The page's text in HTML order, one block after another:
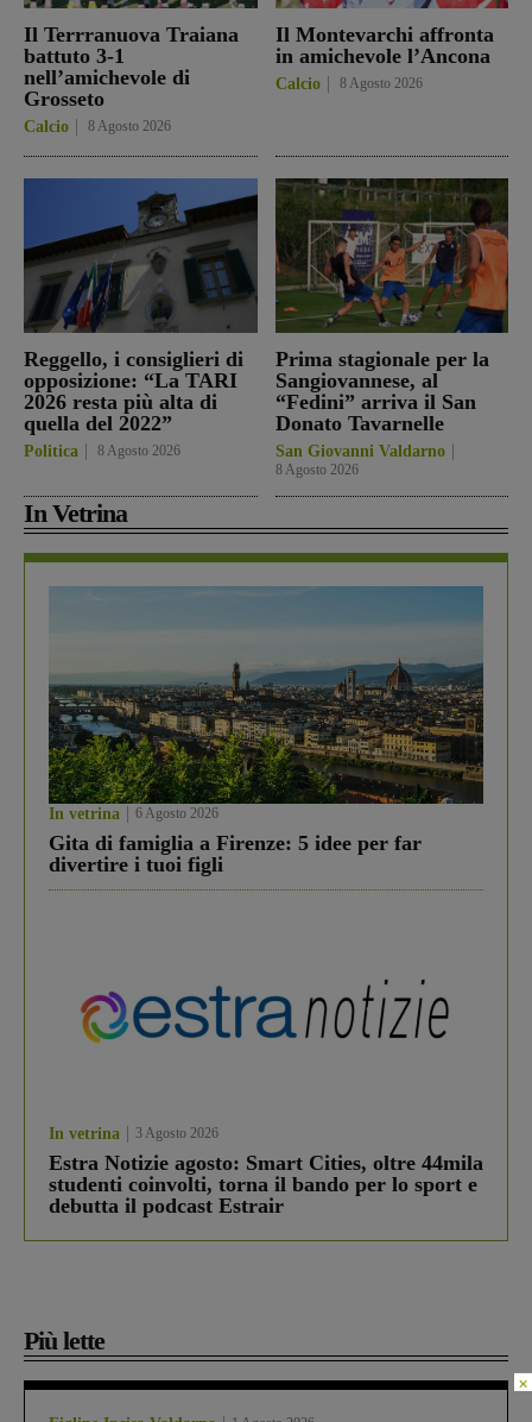
Il Terrranuova Traiana
battuto 3-1
nell’amichevole di
Grosseto
Calcio 8 Agosto 2026
Il Montevarchi affronta
in amichevole l’Ancona
Calcio 8 Agosto 2026
Reggello, i consiglieri di
opposizione: “La TARI
2026 resta più alta di
quella del 2022”
Politica 8 Agosto 2026
Prima stagionale per la
Sangiovannese, al
“Fedini” arriva il San
Donato Tavarnelle
San Giovanni Valdarno
8 Agosto 2026
In Vetrina
In vetrina 6 Agosto 2026
Gita di famiglia a Firenze: 5 idee per far
divertire i tuoi figli
In vetrina 3 Agosto 2026
Estra Notizie agosto: Smart Cities, oltre 44mila
studenti coinvolti, torna il bando per lo sport e
debutta il podcast Estrair
Più lette
×